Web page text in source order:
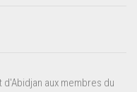
d'Abidjan aux membres du